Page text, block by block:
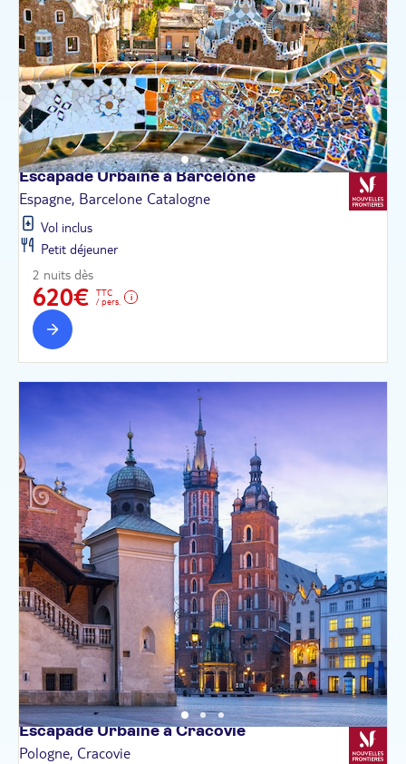
Escapade Urbaine àBarcelone
Espagne, Barcelone Catalogne
Vol inclus
Petit déjeuner
2 nuits dès
620€
TTC
/ pers.
Escapade Urbaine àCracovie
Pologne, Cracovie